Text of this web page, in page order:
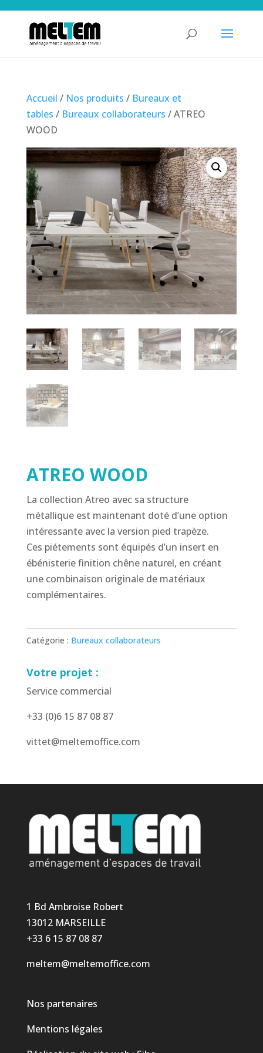
Accueil / Nos produits / Bureaux et
tables / Bureaux collaborateurs / ATREO
WOOD
ATREO WOOD
La collection Atreo avec sa structure
métallique est maintenant doté d’une option
intéressante avec la version pied trapèze.
Ces piétements sont équipés d’un insert en
ébénisterie finition chêne naturel, en créant
une combinaison originale de matériaux
complémentaires.
Catégorie : Bureaux collaborateurs
Votre projet :
Service commercial
+33 (0)6 15 87 08 87
vittet@meltemoffice.com
1 Bd Ambroise Robert
13012 MARSEILLE
+33 6 15 87 08 87
meltem@meltemoffice.com
Nos partenaires
Mentions légales